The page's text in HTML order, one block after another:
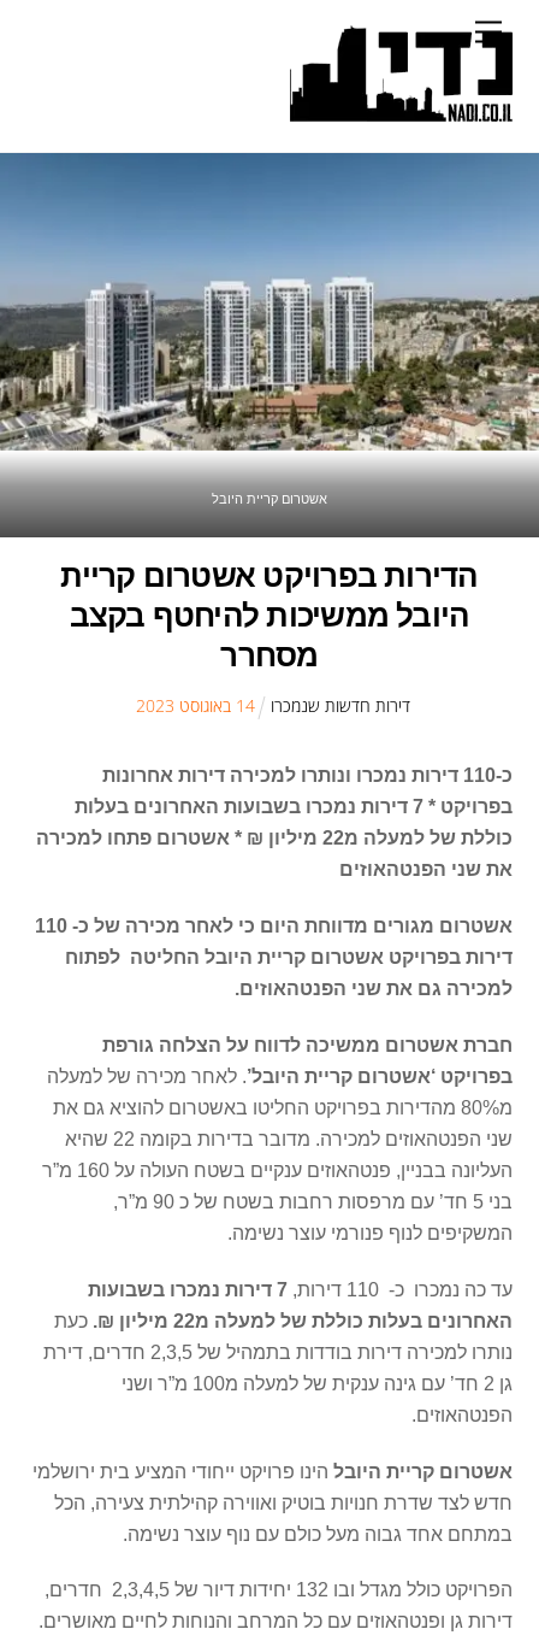
content
Menu
אשטרום קריית היובל
הדירות בפרויקט אשטרום קריית
היובל ממשיכות להיחטף בקצב
מסחרר
דירות חדשות שנמכרו 14 באוגוסט 2023
כ-110 דירות נמכרו ונותרו למכירה דירות אחרונות
בפרויקט * 7 דירות נמכרו בשבועות האחרונים בעלות
כוללת של למעלה מ22 מיליון ₪ * אשטרום פתחו למכירה
את שני הפנטהאוזים
אשטרום מגורים מדווחת היום כי לאחר מכירה של כ- 110
דירות בפרויקט אשטרום קריית היובל החליטה לפתוח
למכירה גם את שני הפנטהאוזים.
חברת אשטרום ממשיכה לדווח על הצלחה גורפת
בפרויקט ‘אשטרום קריית היובל’. לאחר מכירה של למעלה
מ80% מהדירות בפרויקט החליטו באשטרום להוציא גם את
שני הפנטהאוזים למכירה. מדובר בדירות בקומה 22 שהיא
העליונה בבניין, פנטהאוזים ענקיים בשטח העולה על 160 מ”ר
בני 5 חד’ עם מרפסות רחבות בשטח של כ 90 מ”ר,
המשקיפים לנוף פנורמי עוצר נשימה.
עד כה נמכרו כ- 110 דירות,
7 דירות נמכרו בשבועות
האחרונים בעלות כוללת של למעלה מ22 מיליון ₪.
כעת
נותרו למכירה דירות בודדות בתמהיל של 2,3,5 חדרים, דירת
גן 2 חד’ עם גינה ענקית של למעלה מ100 מ”ר ושני
הפנטהאוזים.
אשטרום קריית היובל הינו פרויקט ייחודי המציע בית ירושלמי
חדש לצד שדרת חנויות בוטיק ואווירה קהילתית צעירה, הכל
במתחם אחד גבוה מעל כולם עם נוף עוצר נשימה.
הפרויקט כולל מגדל ובו 132 יחידות דיור של 2,3,4,5 חדרים,
דירות גן ופנטהאוזים עם כל המרחב והנוחות לחיים מאושרים.